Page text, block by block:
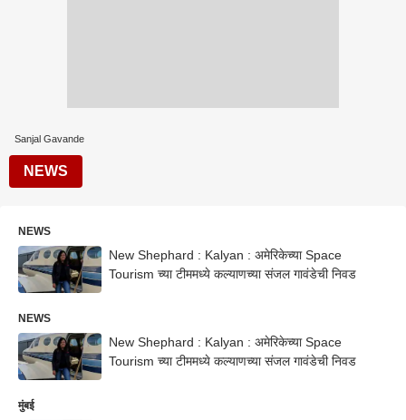
Sanjal Gavande
NEWS
NEWS
New Shephard : Kalyan : अमेरिकेच्या Space
Tourism च्या टीममध्ये कल्याणच्या संजल गावंडेची निवड
NEWS
New Shephard : Kalyan : अमेरिकेच्या Space
Tourism च्या टीममध्ये कल्याणच्या संजल गावंडेची निवड
मुंबई